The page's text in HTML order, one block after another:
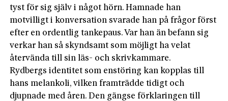
tyst för sig själv i något hörn. Hamnade han
motvilligt i konversation svarade han på frågor först
efter en ordentlig tankepaus. Var han än befann sig
verkar han så skyndsamt som möjligt ha velat
återvända till sin läs- och skrivkammare.
Rydbergs identitet som enstöring kan kopplas till
hans melankoli, vilken framträdde tidigt och
djupnade med åren. Den gängse förklaringen till